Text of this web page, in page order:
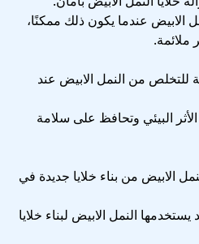
الابيض عندما يكون ذلك ممكنًا،
ملائمة.
للتخلص من النمل الابيض عند
البيئي وتحافظ على سلامة
الابيض من بناء خلايا جديدة في
النمل الابيض لبناء خلايا